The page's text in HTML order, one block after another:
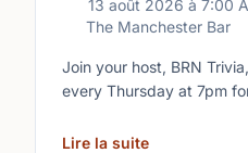
13 août 2026 à 7:00
The Manchester Bar
Join your host, BRN
every Thursday at 7pm
Lire la suite